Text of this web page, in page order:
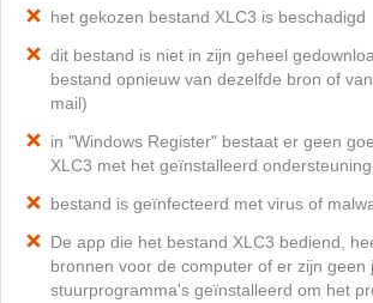
het gekozen bestand XLC3 is beschadigd
dit bestand is niet in zijn geheel
bestand opnieuw van dezelfde bron of
mail)
in "Windows Register" bestaat er geen
XLC3 met het geïnstalleerd
bestand is geïnfecteerd met virus of
De app die het bestand XLC3 bediend,
bronnen voor de computer of er zijn geen
stuurprogramma's geïnstalleerd om het